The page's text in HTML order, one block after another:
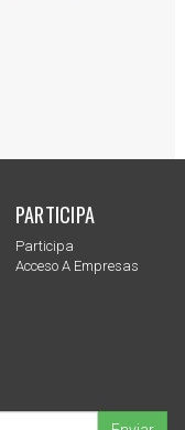
PARTICIPA
Participa
Acceso A Empresas